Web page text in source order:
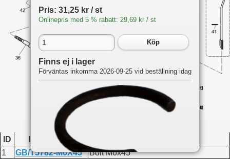
ID Produktkod
1
GB/T5782-M6X45
Bolt M6x45
Pris: 31,25 kr / st
Onlinepris med 5 % rabatt: 29,69 kr / st
Köp
Finns ej i lager
Förväntas inkomma 2026-09-25 vid beställning idag